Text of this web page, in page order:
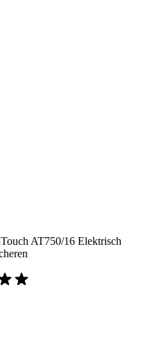
AT750/16 Elektrisch